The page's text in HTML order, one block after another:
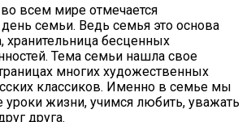
всем мире отмечается
семьи. Ведь семья это основа
хранительница бесценных
Тема семьи нашла свое
многих художественных
классиков. Именно в семье мы
жизни, учимся любить, уважать
друга.